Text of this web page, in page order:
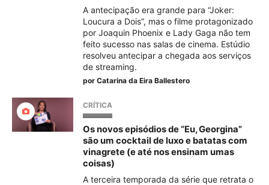
A antecipação era grande para “Joker:
Loucura a Dois”, mas o filme protagonizado
por Joaquin Phoenix e Lady Gaga não tem
feito sucesso nas salas de cinema. Estúdio
resolveu antecipar a chegada aos serviços
de streaming.
por Catarina da Eira Ballestero
CRÍTICA
Os novos episódios de “Eu, Georgina”
são um cocktail de luxo e batatas com
vinagrete (e até nos ensinam umas
coisas)
A terceira temporada da série que retrata o